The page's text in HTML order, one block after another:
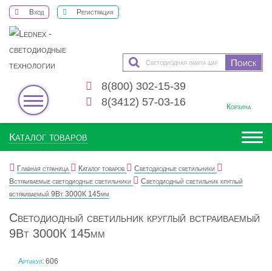
Вход Регистрация
8(800) 302-15-39
8(3412) 57-03-16
Корзина
Каталог товаров
Главная страница Каталог товаров
Светодиодные светильники
Встраиваемые светодиодные светильники
Светодиодный светильник круглый
встраиваемый 9Вт 3000К 145мм
Светодиодный светильник круглый встраиваемый
9Вт 3000К 145мм
Артикул: 606